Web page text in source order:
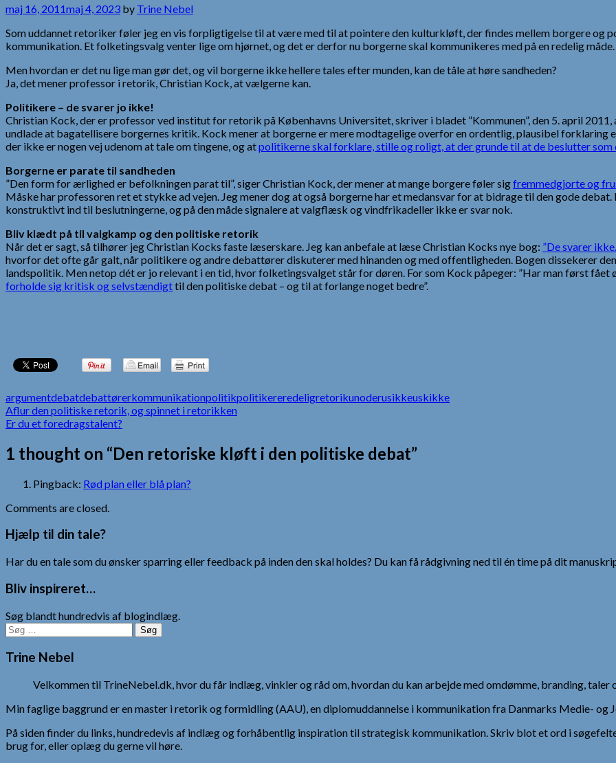
maj 16, 2011maj 4, 2023 by Trine Nebel
Som uddannet retoriker føler jeg en vis forpligtigelse til at være med til at pointere den kulturkløft, der findes mellem borgere og
kommunikation. Et folketingsvalg venter lige om hjørnet, og det er derfor nu borgerne skal kommunikeres med på en redelig måde.
Men hvordan er det nu lige man gør det, og vil borgerne ikke hellere tales efter munden, kan de tåle at høre sandheden?
Ja, det mener professor i retorik, Christian Kock, at vælgerne kan.
Politikere – de svarer jo ikke!
Christian Kock, der er professor ved institut for retorik på Københavns Universitet, skriver i bladet ”Kommunen”, den 5. april
undlade at bagatellisere borgernes kritik. Kock mener at borgerne er mere modtagelige overfor en ordentlig, plausibel forklaring
der ikke er nogen vej udenom at tale om tingene, og atpolitikerne skal forklare, stille og roligt, at der grunde til at de beslutter som
Borgerne er parate til sandheden
”Den form for ærlighed er befolkningen parat til”, siger Christian Kock, der mener at mange borgere føler sigfremmedgjorte og
Måske har professoren ret et stykke ad vejen. Jeg mener dog at også borgerne har et medansvar for at bidrage til den gode
konstruktivt ind til beslutningerne, og på den måde signalere at valgflæsk og vindfrikadeller ikke er svar nok.
Bliv klædt på til valgkamp og den politiske retorik
Når det er sagt, så tilhører jeg Christian Kocks faste læserskare. Jeg kan anbefale at læse Christian Kocks nye bog: ”De svarer
hvorfor det ofte går galt, når politikere og andre debattører diskuterer med hinanden og med offentligheden. Bogen dissekerer
landspolitik. Men netop dét er jo relevant i en tid, hvor folketingsvalget står for døren. For som Kock påpeger: ”Har man først fået
forholde sig kritisk og selvstændigttil den politiske debat – og til at forlange noget bedre”.
argumentdebatdebattørerkommunikationpolitikpolitikereredeligretorikunoderusikkeuskikke
Indlægsnavigation
Aflur den politiske retorik, og spinnet i retorikken
Er du et foredragstalent?
1 thought on “Den retoriske kløft i den politiske debat”
Pingback: Rød plan eller blå plan?
Comments are closed.
Hjælp til din tale?
Har du en tale som du ønsker sparring eller feedback på inden den skal holdes? Du kan få rådgivning ned til én time på dit
Bliv inspireret…
Søg blandt hundredvis af blogindlæg.
Søg
efter:
Trine Nebel
Velkommen til TrineNebel.dk, hvor du får indlæg, vinkler og råd om, hvordan du kan arbejde med omdømme, branding,
Min faglige baggrund er en master i retorik og formidling (AAU), en diplomuddannelse i kommunikation fra Danmarks Medie- og
På siden finder du links, hundredevis af indlæg og forhåbentlig inspiration til strategisk kommunikation. Skriv blot et ord i
brug for, eller oplæg du gerne vil høre.